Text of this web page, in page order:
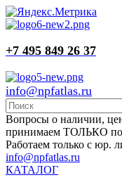
+7 495 849 26 37
info@npfatlas.ru
Вопросы о наличии,
принимаем ТОЛЬКО по
Работаем только с юр.
info@npfatlas.ru
КАТАЛОГ